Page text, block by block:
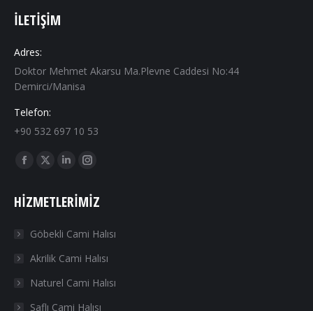
İLETIŞIM
Adres:
Doktor Mehmet Akarsu Ma.Plevne Caddesi No:44
Demirci/Manisa
Telefon:
+90 532 697 10 53
Find us on:
Facebook
opens
new
window
X
opens
new
window
Linkedin
opens
new
window
Instagram
opens
new
window
HIZMETLERIMIZ
Göbekli Cami Halısı
Akrilik Cami Halısı
Naturel Cami Halısı
Saflı Cami Halısı